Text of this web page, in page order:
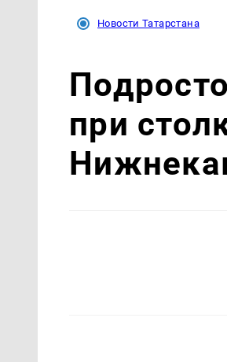
Новости Татарстана
при